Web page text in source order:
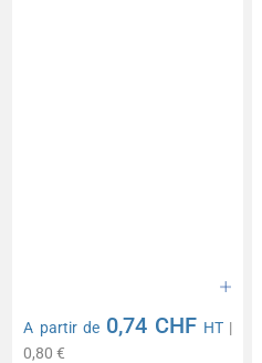
A partir de 0,74 CHF HT|
0,80 €